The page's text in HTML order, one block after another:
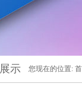
示 您现在的位置: